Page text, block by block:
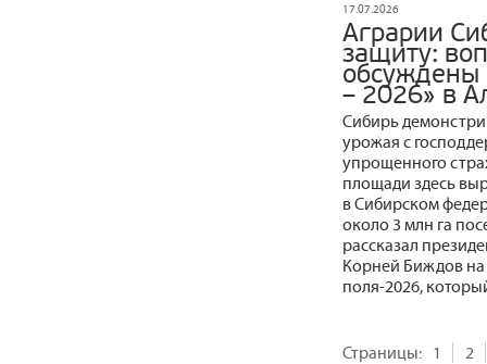
17.07.2026
Аграрии
защиту:
обсуждены
– 2026» в
Сибирь
урожая с
упрощенного
площади здесь
в Сибирском
около 3 млн га
рассказал
Корней Биждов на
поля-2026,
Страницы: 1 2